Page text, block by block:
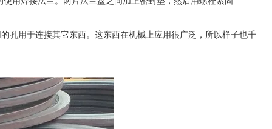
孔用于连接其它东西。这东西在机械上应用很广泛，所以样子也千